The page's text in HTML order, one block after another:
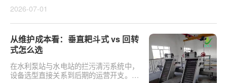
2026-07-01
从维护成本看：垂直耙斗式 vs 回转
式怎么选
在水利泵站与水电站的拦污清污系统中，
设备选型直接关系到后期的运营开支。探